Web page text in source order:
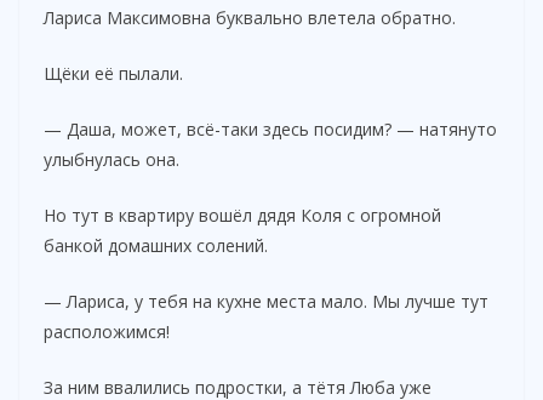
Лариса Максимовна буквально влетела обратно.
Щёки её пылали.
— Даша, может, всё-таки здесь посидим? — натянуто
улыбнулась она.
Но тут в квартиру вошёл дядя Коля с огромной
банкой домашних солений.
— Лариса, у тебя на кухне места мало. Мы лучше тут
расположимся!
За ним ввалились подростки, а тётя Люба уже